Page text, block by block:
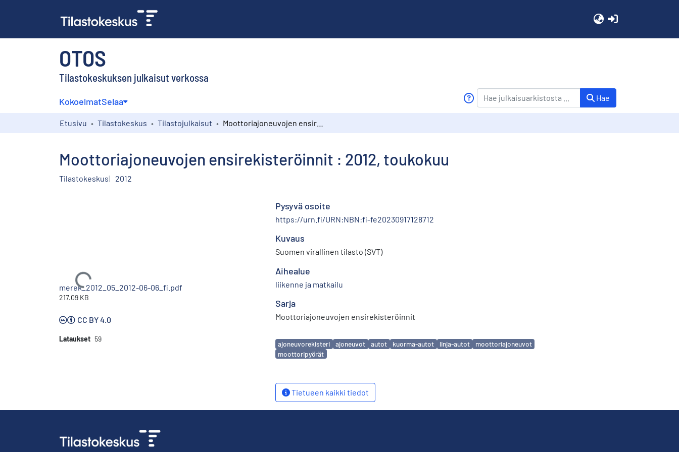
OTOS
Tilastokeskuksen julkaisut verkossa
KokoelmatSelaa Hae
Etusivu Tilastokeskus Tilastojulkaisut
Moottoriajoneuvojen ensirekisteröinnit : 2012, toukokuu
Tilastokeskus 2012
Ladataan...
merek_2012_05_2012-06-06_fi.pdf
217.09 KB
CC BY 4.0
Lataukset 59
Pysyvä osoite
https://urn.fi/URN:NBN:fi-fe20230917128712
Kuvaus
Suomen virallinen tilasto (SVT)
Aihealue
liikenne ja matkailu
Sarja
Moottoriajoneuvojen ensirekisteröinnit
Avainsanat
ajoneuvorekisteri ajoneuvot autot kuorma-autot linja-autot
moottoriajoneuvot
moottoripyörät
Tietueen kaikki tiedot